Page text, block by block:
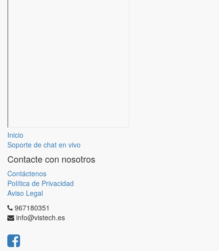
Inicio
Soporte de chat en vivo
Contacte con nosotros
Contáctenos
Política de Privacidad
Aviso Legal
967180351
info@vistech.es